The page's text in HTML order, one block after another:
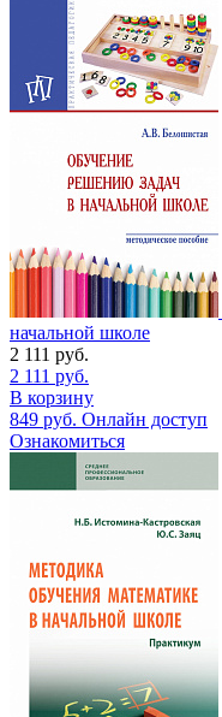
начальной школе
2 111 руб.
2 111 руб.
В корзину
849 руб. Онлайн доступ
Ознакомиться